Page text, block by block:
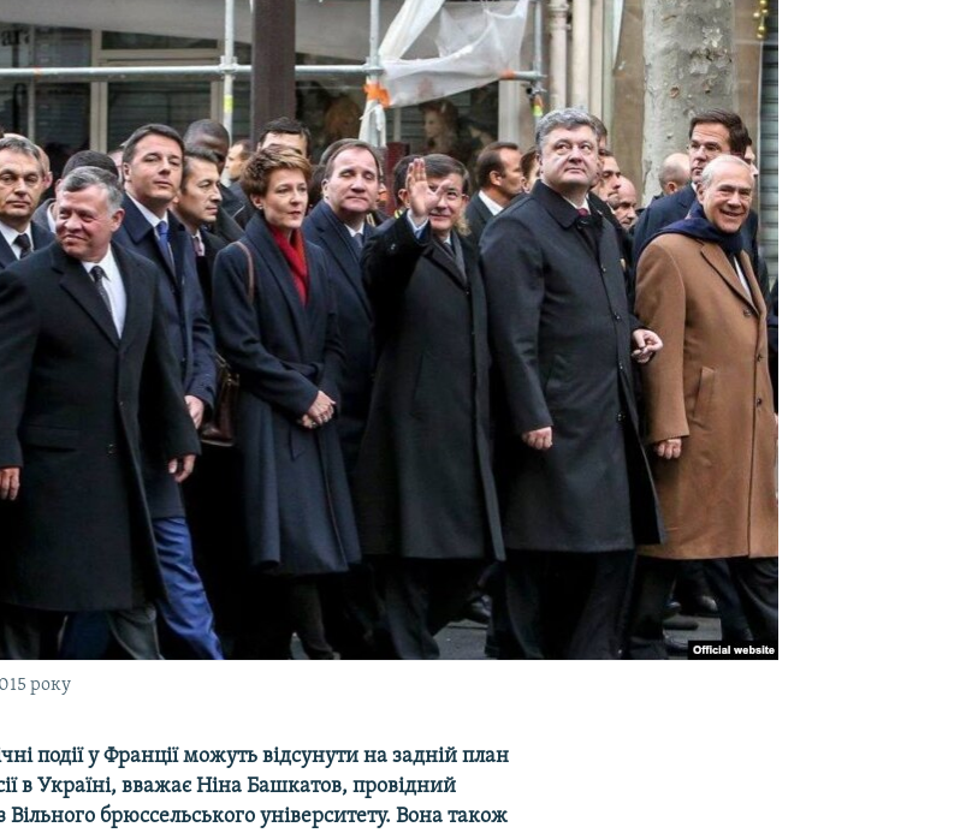
року
події у Франції можуть відсунути на задній план
в Україні, вважає Ніна Башкатов, провідний
Вільного брюссельського університету. Вона також